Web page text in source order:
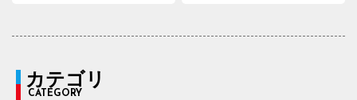
カテゴリ
CATEGORY